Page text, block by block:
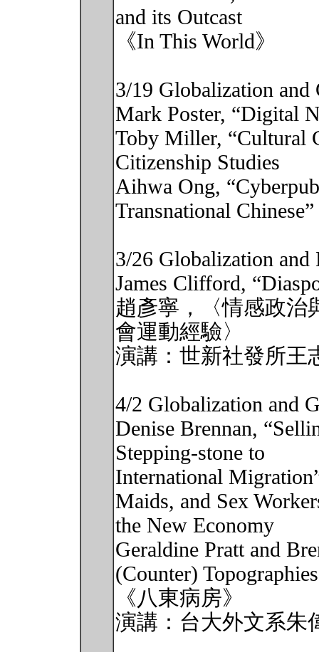
and its Outcast
《In This World》
3/19 Globalization and
Mark Poster, “Digital
Toby Miller, “Cultural
Citizenship Studies
Aihwa Ong,
Transnational Chinese”
3/26 Globalization and
James Clifford,
趙彥寧，〈情感政治
會運動經驗〉
演講：世新社發所王
4/2 Globalization and
Denise Brennan,
Stepping-stone to
International
Maids, and Sex
the New Economy
Geraldine Pratt and
(Counter)
《八東病房》
演講：台大外文系朱